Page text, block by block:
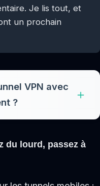
Je lis tout, et
un prochain
VPN avec
?
du lourd, passez à